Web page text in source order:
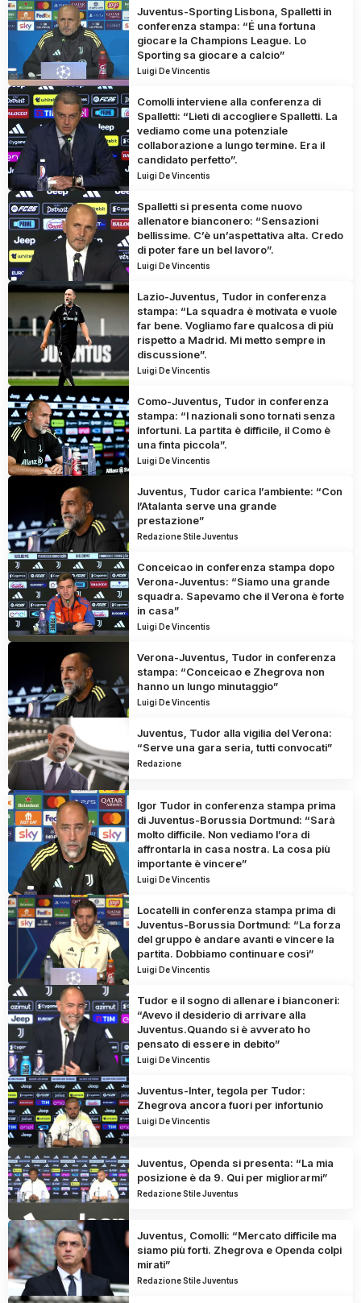
Juventus-Sporting Lisbona, Spalletti in
conferenza stampa: “É una fortuna
giocare la Champions League. Lo
Sporting sa giocare a calcio”
Luigi De Vincentis
Comolli interviene alla conferenza di
Spalletti: “Lieti di accogliere Spalletti. La
vediamo come una potenziale
collaborazione a lungo termine. Era il
candidato perfetto”.
Luigi De Vincentis
Spalletti si presenta come nuovo
allenatore bianconero: “Sensazioni
bellissime. C’è un’aspettativa alta. Credo
di poter fare un bel lavoro”.
Luigi De Vincentis
Lazio-Juventus, Tudor in conferenza
stampa: “La squadra è motivata e vuole
far bene. Vogliamo fare qualcosa di più
rispetto a Madrid. Mi metto sempre in
discussione”.
Luigi De Vincentis
Como-Juventus, Tudor in conferenza
stampa: “I nazionali sono tornati senza
infortuni. La partita è difficile, il Como è
una finta piccola”.
Luigi De Vincentis
Juventus, Tudor carica l’ambiente: “Con
l’Atalanta serve una grande
prestazione”
Redazione Stile Juventus
Conceicao in conferenza stampa dopo
Verona-Juventus: “Siamo una grande
squadra. Sapevamo che il Verona è forte
in casa”
Luigi De Vincentis
Verona-Juventus, Tudor in conferenza
stampa: “Conceicao e Zhegrova non
hanno un lungo minutaggio”
Luigi De Vincentis
Juventus, Tudor alla vigilia del Verona:
“Serve una gara seria, tutti convocati”
Redazione
Igor Tudor in conferenza stampa prima
di Juventus-Borussia Dortmund: “Sarà
molto difficile. Non vediamo l’ora di
affrontarla in casa nostra. La cosa più
importante è vincere”
Luigi De Vincentis
Locatelli in conferenza stampa prima di
Juventus-Borussia Dortmund: “La forza
del gruppo è andare avanti e vincere la
partita. Dobbiamo continuare così”
Luigi De Vincentis
Tudor e il sogno di allenare i bianconeri:
“Avevo il desiderio di arrivare alla
Juventus.Quando si è avverato ho
pensato di essere in debito”
Luigi De Vincentis
Juventus-Inter, tegola per Tudor:
Zhegrova ancora fuori per infortunio
Luigi De Vincentis
Juventus, Openda si presenta: “La mia
posizione è da 9. Qui per migliorarmi”
Redazione Stile Juventus
Juventus, Comolli: “Mercato difficile ma
siamo più forti. Zhegrova e Openda colpi
mirati”
Redazione Stile Juventus